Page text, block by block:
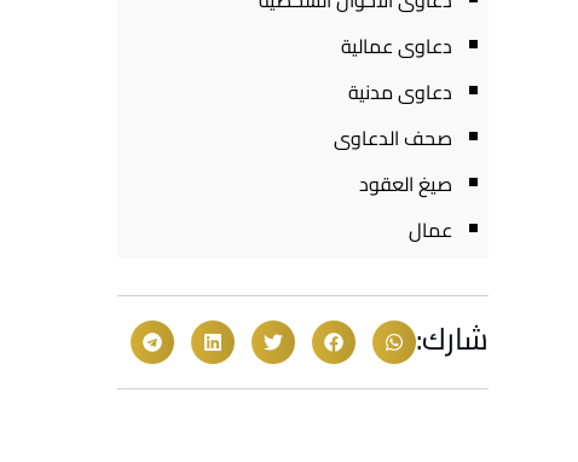
دعاوى عمالية
دعاوى مدنية
صحف الدعاوى
صيغ العقود
عمال
شارك: